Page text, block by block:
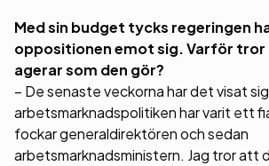
Med sin budget tycks regeringen
oppositionen emot sig. Varför tror
agerar som den gör?
– De senaste veckorna har det visat
arbetsmarknadspolitiken har varit ett
fockar generaldirektören och sedan
arbetsmarknadsministern. Jag tror att